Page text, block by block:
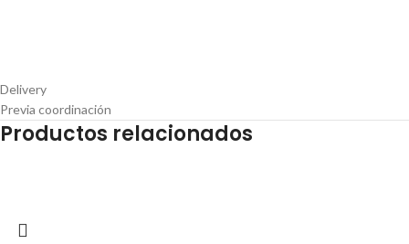
Delivery
Previa coordinación
Productos relacionados